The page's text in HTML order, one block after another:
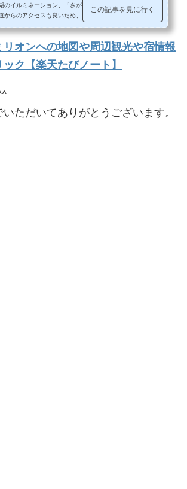
のイルミネーション、「さがみ湖イルミリオン」中央道、
からのアクセスも良いため、東京、山梨、横浜方面からも
この記事を見に行く
リオンへの地図や周辺観光や宿情報
ク【楽天たびノート】
ただいてありがとうございます。